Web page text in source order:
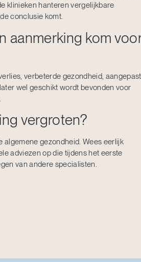
klinieken hanteren vergelijkbare
conclusie komt.
aanmerking kom
verbeterde gezondheid,
wel geschikt wordt bevonden voor
vergroten?
gezondheid. Wees eerlijk
adviezen op die tijdens het eerste
van andere specialisten.